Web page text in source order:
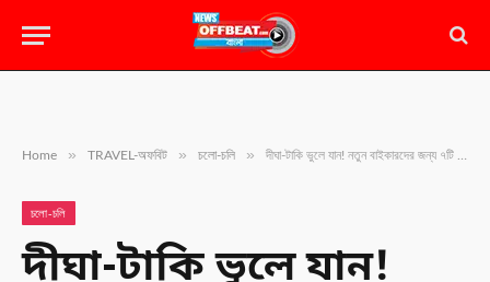
Home » TRAVEL-অফবিট » চলো-চলি » দীঘা-টাকি ভুলে যান! নতুন বাইকারদের জন্য ৭টি রোমাঞ্চকর ও আনকমন রুট |
চলো-চলি
দীঘা-টাকি ভুলে যান!